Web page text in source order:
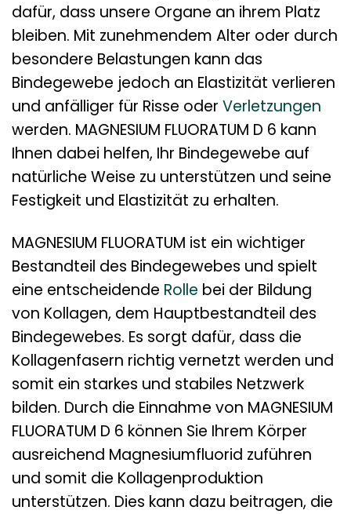
dafür, dass unsere Organe an ihrem Platz
bleiben. Mit zunehmendem Alter oder durch
besondere Belastungen kann das
Bindegewebe jedoch an Elastizität verlieren
und anfälliger für Risse oder Verletzungen
werden. MAGNESIUM FLUORATUM D 6 kann
Ihnen dabei helfen, Ihr Bindegewebe auf
natürliche Weise zu unterstützen und seine
Festigkeit und Elastizität zu erhalten.
MAGNESIUM FLUORATUM ist ein wichtiger
Bestandteil des Bindegewebes und spielt
eine entscheidende Rolle bei der Bildung
von Kollagen, dem Hauptbestandteil des
Bindegewebes. Es sorgt dafür, dass die
Kollagenfasern richtig vernetzt werden und
somit ein starkes und stabiles Netzwerk
bilden. Durch die Einnahme von MAGNESIUM
FLUORATUM D 6 können Sie Ihrem Körper
ausreichend Magnesiumfluorid zuführen
und somit die Kollagenproduktion
unterstützen. Dies kann dazu beitragen, die